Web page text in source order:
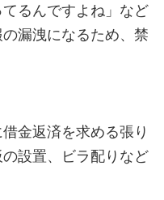
るんですよね」など
漏洩になるため、禁
金返済を求める張り
設置、ビラ配りなど